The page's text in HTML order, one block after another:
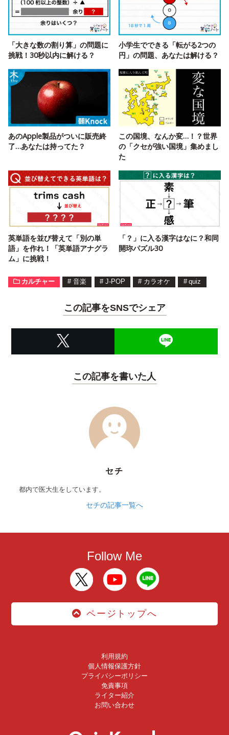
「大きな数の割り算」の問題に
挑戦！30秒以内に解ける？
小学生でできる「転がる2つの
円」の問題、あなたは解ける？
あのApple製品がついに販売終
了…あなたは持ってた？
この国境、なんか変…！？世界
の「クセが強い国境」集めまし
た
英単語を並び替えて「別の単
語」を作れ！「英単語アナグラ
ム」に挑戦！
「？」に入る漢字はなに？和同
開珎パズル30
カルチャー # 音楽 # J-POP # カラオケ # quiz
この記事をSNSでシェア
この記事を書いた人
セチ
都内で医大生をしています。
セチの記事一覧へ
Follow Me
ページトップへ
利用規約
個人情報保護方針
プライバシーポリシー
免責事項
ライター紹介
お問い合わせ